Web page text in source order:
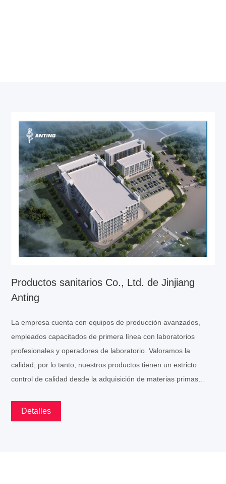
Productos sanitarios Co., Ltd. de Jinjiang
La empresa cuenta con equipos de producción avanzados,
profesionales y operadores de laboratorio. Valoramos la
calidad, por lo tanto, nuestros productos tienen un estricto
control de calidad desde la adquisición de materias primas
hasta la venta de productos terminados. Hacemos OEM con el
logotipo y diseño propios de los clientes según todas las
en la mayoría de los países africanos como Mali, Ghana,
Guinea, el sudeste asiático como Myanmar, Malasia, países
Detalles